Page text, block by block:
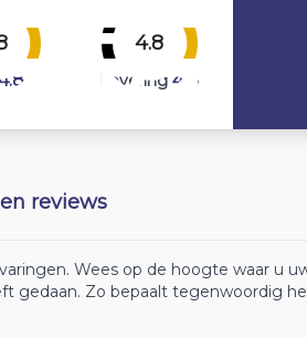
4.8
Levering 4.8
reviews
Wees op de hoogte waar u
gedaan. Zo bepaalt tegenwoordig